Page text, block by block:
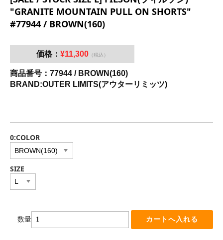
"GRANITE MOUNTAIN PULL ON SHORTS"
#77944 / BROWN(160)
価格： ¥11,300（税込）
商品番号：77944 / BROWN(160)
BRAND:OUTER LIMITS(アウターリミッツ)
0:COLOR
SIZE
数量